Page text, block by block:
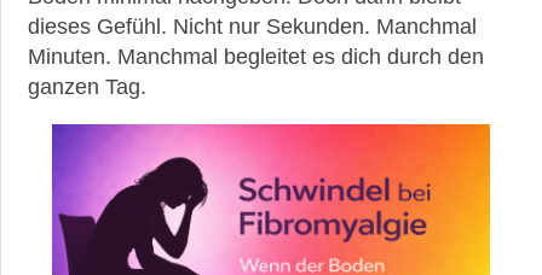
dieses Gefühl. Nicht nur Sekunden. Manchmal
Minuten. Manchmal begleitet es dich durch den
ganzen Tag.